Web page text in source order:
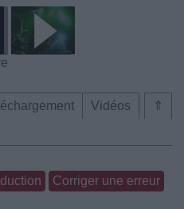
⇑
Vidéos
Corriger une erreur